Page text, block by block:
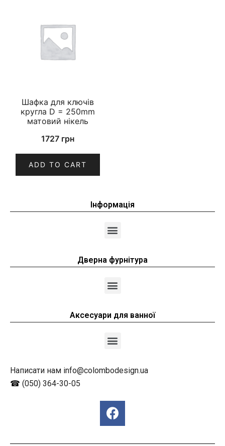
Шафка для ключів
кругла D = 250mm
матовий нікель
1727 грн
ADD TO CART
Інформація
Дверна фурнітура
Аксесуари для ванної
Написати нам info@colombodesign.ua
☎ (050) 364-30-05